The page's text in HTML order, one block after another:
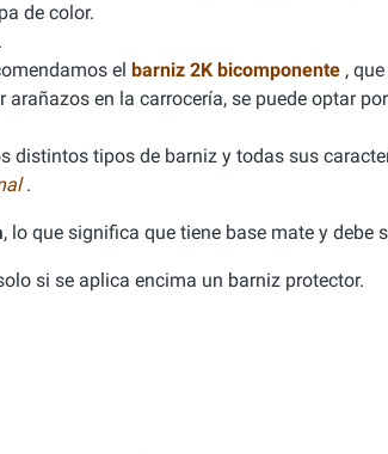
de color.
el barniz 2K bicomponente ,
arañazos en la carrocería, se puede optar
distintos tipos de barniz y todas sus
.
, lo que significa que tiene base mate y debe
si se aplica encima un barniz protector.